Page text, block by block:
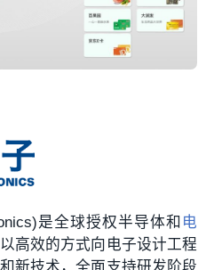
是全球授权半导体和 电
高效的方式向电子设计工程